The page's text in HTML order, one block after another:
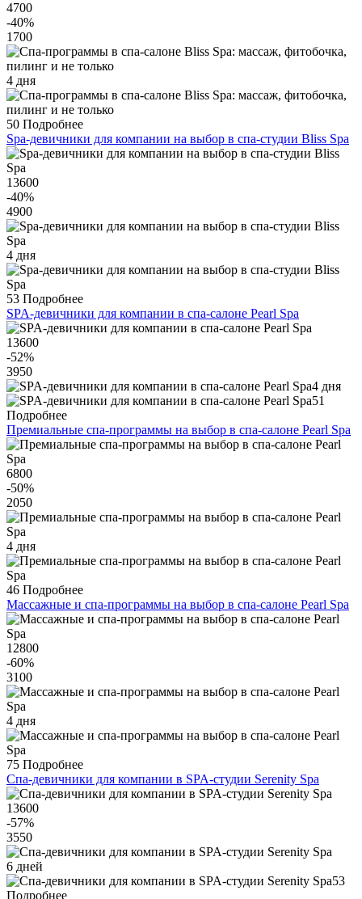
4700
-40%
1700
4 дня
50 Подробнее
Spa-девичники для компании на выбор в спа-студии Bliss Spa
13600
-40%
4900
4 дня
53 Подробнее
SPA-девичники для компании в спа-салоне Pearl Spa
13600
-52%
3950
4 дня
51
Подробнее
Премиальные спа-программы на выбор в спа-салоне Pearl Spa
6800
-50%
2050
4 дня
46 Подробнее
Массажные и спа-программы на выбор в спа-салоне Pearl Spa
12800
-60%
3100
4 дня
75 Подробнее
Спа-девичники для компании в SPA-студии Serenity Spa
13600
-57%
3550
6 дней
53
Подробнее